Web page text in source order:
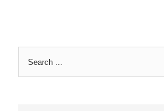
Search